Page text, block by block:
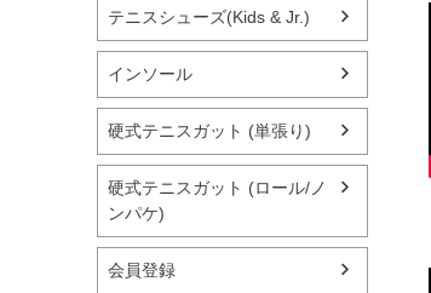
テニスシューズ(Kids & Jr.)
インソール
硬式テニスガット (単張り)
硬式テニスガット (ロール/ノ
ンパケ)
会員登録